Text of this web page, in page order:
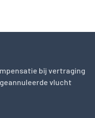
bij vertraging
vlucht